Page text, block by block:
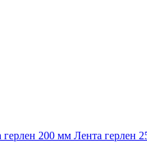
герлен 200 мм Лента герлен